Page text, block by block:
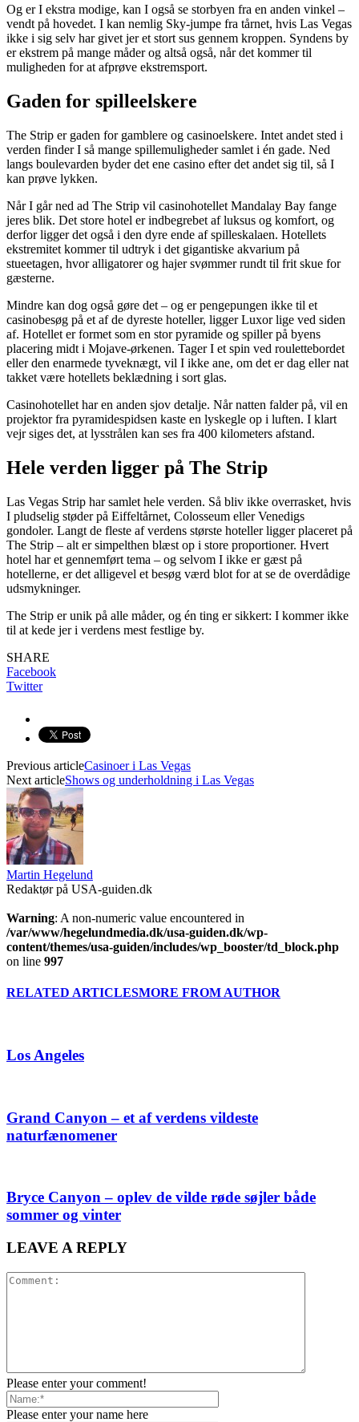
Og er I ekstra modige, kan I også se storbyen fra en anden vinkel –
vendt på hovedet. I kan nemlig Sky-jumpe fra tårnet, hvis Las Vegas
ikke i sig selv har givet jer et stort sus gennem kroppen. Syndens by
er ekstrem på mange måder og altså også, når det kommer til
muligheden for at afprøve ekstremsport.
Gaden for spilleelskere
The Strip er gaden for gamblere og casinoelskere. Intet andet sted i
verden finder I så mange spillemuligheder samlet i én gade. Ned
langs boulevarden byder det ene casino efter det andet sig til, så I
kan prøve lykken.
Når I går ned ad The Strip vil casinohotellet Mandalay Bay fange
jeres blik. Det store hotel er indbegrebet af luksus og komfort, og
derfor ligger det også i den dyre ende af spilleskalaen. Hotellets
ekstremitet kommer til udtryk i det gigantiske akvarium på
stueetagen, hvor alligatorer og hajer svømmer rundt til frit skue for
gæsterne.
Mindre kan dog også gøre det – og er pengepungen ikke til et
casinobesøg på et af de dyreste hoteller, ligger Luxor lige ved siden
af. Hotellet er formet som en stor pyramide og spiller på byens
placering midt i Mojave-ørkenen. Tager I et spin ved roulettebordet
eller den enarmede tyveknægt, vil I ikke ane, om det er dag eller nat
takket være hotellets beklædning i sort glas.
Casinohotellet har en anden sjov detalje. Når natten falder på, vil en
projektor fra pyramidespidsen kaste en lyskegle op i luften. I klart
vejr siges det, at lysstrålen kan ses fra 400 kilometers afstand.
Hele verden ligger på The Strip
Las Vegas Strip har samlet hele verden. Så bliv ikke overrasket, hvis
I pludselig støder på Eiffeltårnet, Colosseum eller Venedigs
gondoler. Langt de fleste af verdens største hoteller ligger placeret på
The Strip – alt er simpelthen blæst op i store proportioner. Hvert
hotel har et gennemført tema – og selvom I ikke er gæst på
hotellerne, er det alligevel et besøg værd blot for at se de overdådige
udsmykninger.
The Strip er unik på alle måder, og én ting er sikkert: I kommer ikke
til at kede jer i verdens mest festlige by.
SHARE
Facebook
Twitter
Previous articleCasinoer i Las Vegas
Next articleShows og underholdning i Las Vegas
Martin Hegelund
Redaktør på USA-guiden.dk
Warning: A non-numeric value encountered in
/var/www/hegelundmedia.dk/usa-guiden.dk/wp-
content/themes/usa-guiden/includes/wp_booster/td_block.php
on line 997
RELATED ARTICLESMORE FROM AUTHOR
Los Angeles
Grand Canyon – et af verdens vildeste
naturfænomener
Bryce Canyon – oplev de vilde røde søjler både
sommer og vinter
LEAVE A REPLY
Please enter your comment!
Please enter your name here